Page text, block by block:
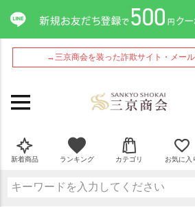
→三京商会を装った詐欺サイト・メー
新着商品 ランキング カテゴリ お気に入